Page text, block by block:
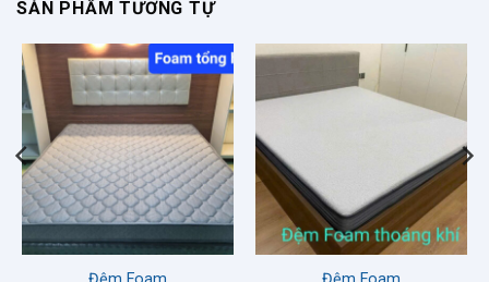
SẢN PHẨM TƯƠNG TỰ